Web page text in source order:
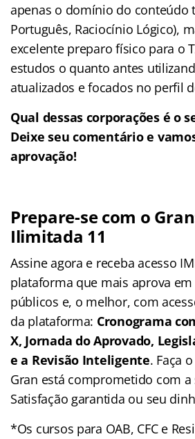
apenas o domínio do conteúdo
Português, Raciocínio Lógico),
excelente preparo físico para o
estudos o quanto antes
atualizados e focados no perfil
Qual dessas corporações é o
Deixe seu comentário e
aprovação!
Prepare-se com o
Ilimitada 11
Assine agora e receba acesso
plataforma que mais aprova
públicos e, o melhor, com
da plataforma: Cronograma
X, Jornada do Aprovado,
e a Revisão Inteligente. Faça
Gran está comprometido com a
Satisfação garantida ou seu
*Os cursos para OAB, CFC e